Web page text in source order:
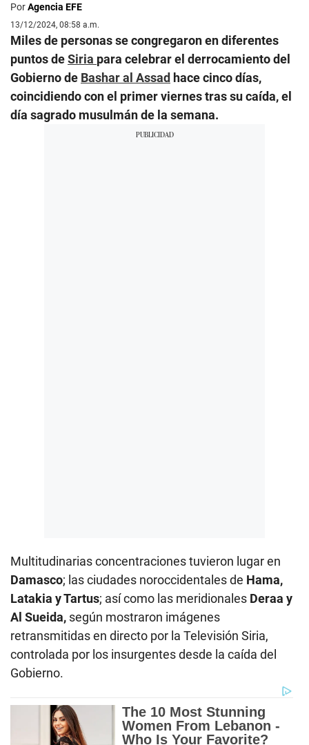
PorAgencia EFE
13/12/2024, 08:58 a.m.
Miles de personas se congregaron en diferentes
puntos deSiria para celebrar el derrocamiento del
Gobierno de Bashar al Assad hace cinco días,
coincidiendo con el primer viernes tras su caída, el
día sagrado musulmán de la semana.
Multitudinarias concentraciones tuvieron lugar en
Damasco; las ciudades noroccidentales de Hama,
Latakia y Tartus; así como las meridionales Deraa y
Al Sueida, según mostraron imágenes
retransmitidas en directo por la Televisión Siria,
controlada por los insurgentes desde la caída del
Gobierno.